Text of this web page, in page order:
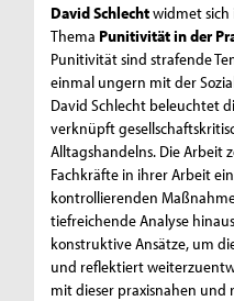
David Schlechtwidmet sich
Thema Punitivität in der
Punitivität sind strafende
einmal ungern mit der
David Schlecht beleuchtet
verknüpft
Alltagshandelns. Die Arbeit
Fachkräfte in ihrer Arbeit
kontrollierenden
tiefreichende Analyse
konstruktive Ansätze, um
und reflektiert
mit dieser praxisnahen und